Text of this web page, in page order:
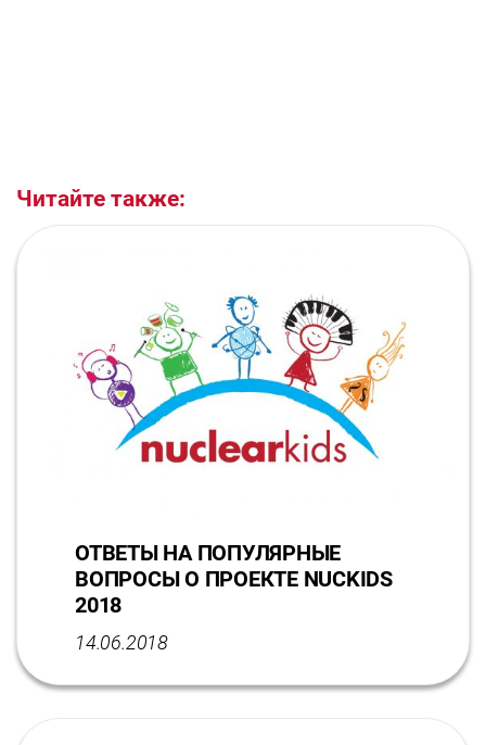
Читайте также:
ОТВЕТЫ НА ПОПУЛЯРНЫЕ
ВОПРОСЫ О ПРОЕКТЕ NUCKIDS
2018
14.06.2018